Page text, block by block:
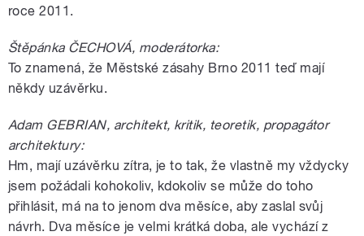
roce 2011.
Štěpánka ČECHOVÁ, moderátorka:
To znamená, že Městské zásahy Brno 2011 teď mají
někdy uzávěrku.
Adam GEBRIAN, architekt, kritik, teoretik, propagátor
architektury:
Hm, mají uzávěrku zítra, je to tak, že vlastně my vždycky
jsem požádali kohokoliv, kdokoliv se může do toho
přihlásit, má na to jenom dva měsíce, aby zaslal svůj
návrh. Dva měsíce je velmi krátká doba, ale vychází z